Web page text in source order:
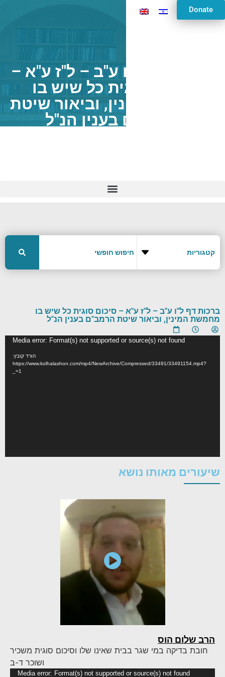
Donate
ברכות דף ל"ו ע"ב – ל"ז ע"א –
סיכום סוגית כל שיש בו
מחמשת המינין, וביאור שיטת
הרמב"ם בענין הנ"ל
ברכות דף ל"ו ע"ב – ל"ז ע"א – סיכום סוגית כל שיש בו
מחמשת המינין, וביאור שיטת הרמב"ם בענין הנ"ל
Media error: Format(s) not supported or source(s) not found
הורד קובץ:
https://www.kolhalashon.com/mp4/NewArchive/Compressed/33491/33491154.mp4?
_=1
שיעורים מאותו נושא
הרב שלום הוס
חובת בדיקה במי שגר בבית שאינו שלו וסיכום סוגית משכיר
ושוכר ד-ב
Media error: Format(s) not supported or source(s) not found